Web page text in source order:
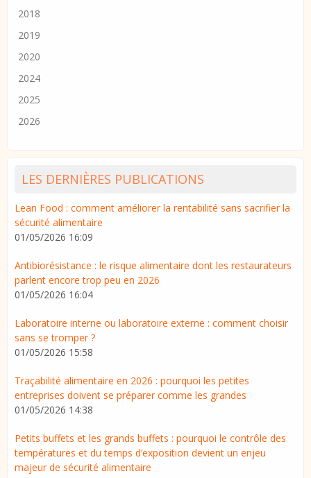
2018
2019
2020
2024
2025
2026
LES DERNIÈRES PUBLICATIONS
Lean Food : comment améliorer la rentabilité sans sacrifier la
sécurité alimentaire
01/05/2026 16:09
Antibiorésistance : le risque alimentaire dont les restaurateurs
parlent encore trop peu en 2026
01/05/2026 16:04
Laboratoire interne ou laboratoire externe : comment choisir
sans se tromper ?
01/05/2026 15:58
Traçabilité alimentaire en 2026 : pourquoi les petites
entreprises doivent se préparer comme les grandes
01/05/2026 14:38
Petits buffets et les grands buffets : pourquoi le contrôle des
températures et du temps d’exposition devient un enjeu
majeur de sécurité alimentaire